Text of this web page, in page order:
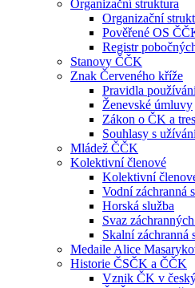
Organizační struktura
Organizační
Pověřené OS
Registr
Stanovy ČČK
Znak Červeného kříže
Pravidla
Ženevské úmluvy
Zákon o ČK a
Souhlasy s
Mládež ČČK
Kolektivní členové
Kolektivní
Vodní záchranná
Horská služba
Svaz
Skalní záchranná
Medaile Alice
Historie ČSČK a ČČK
Vznik ČK v